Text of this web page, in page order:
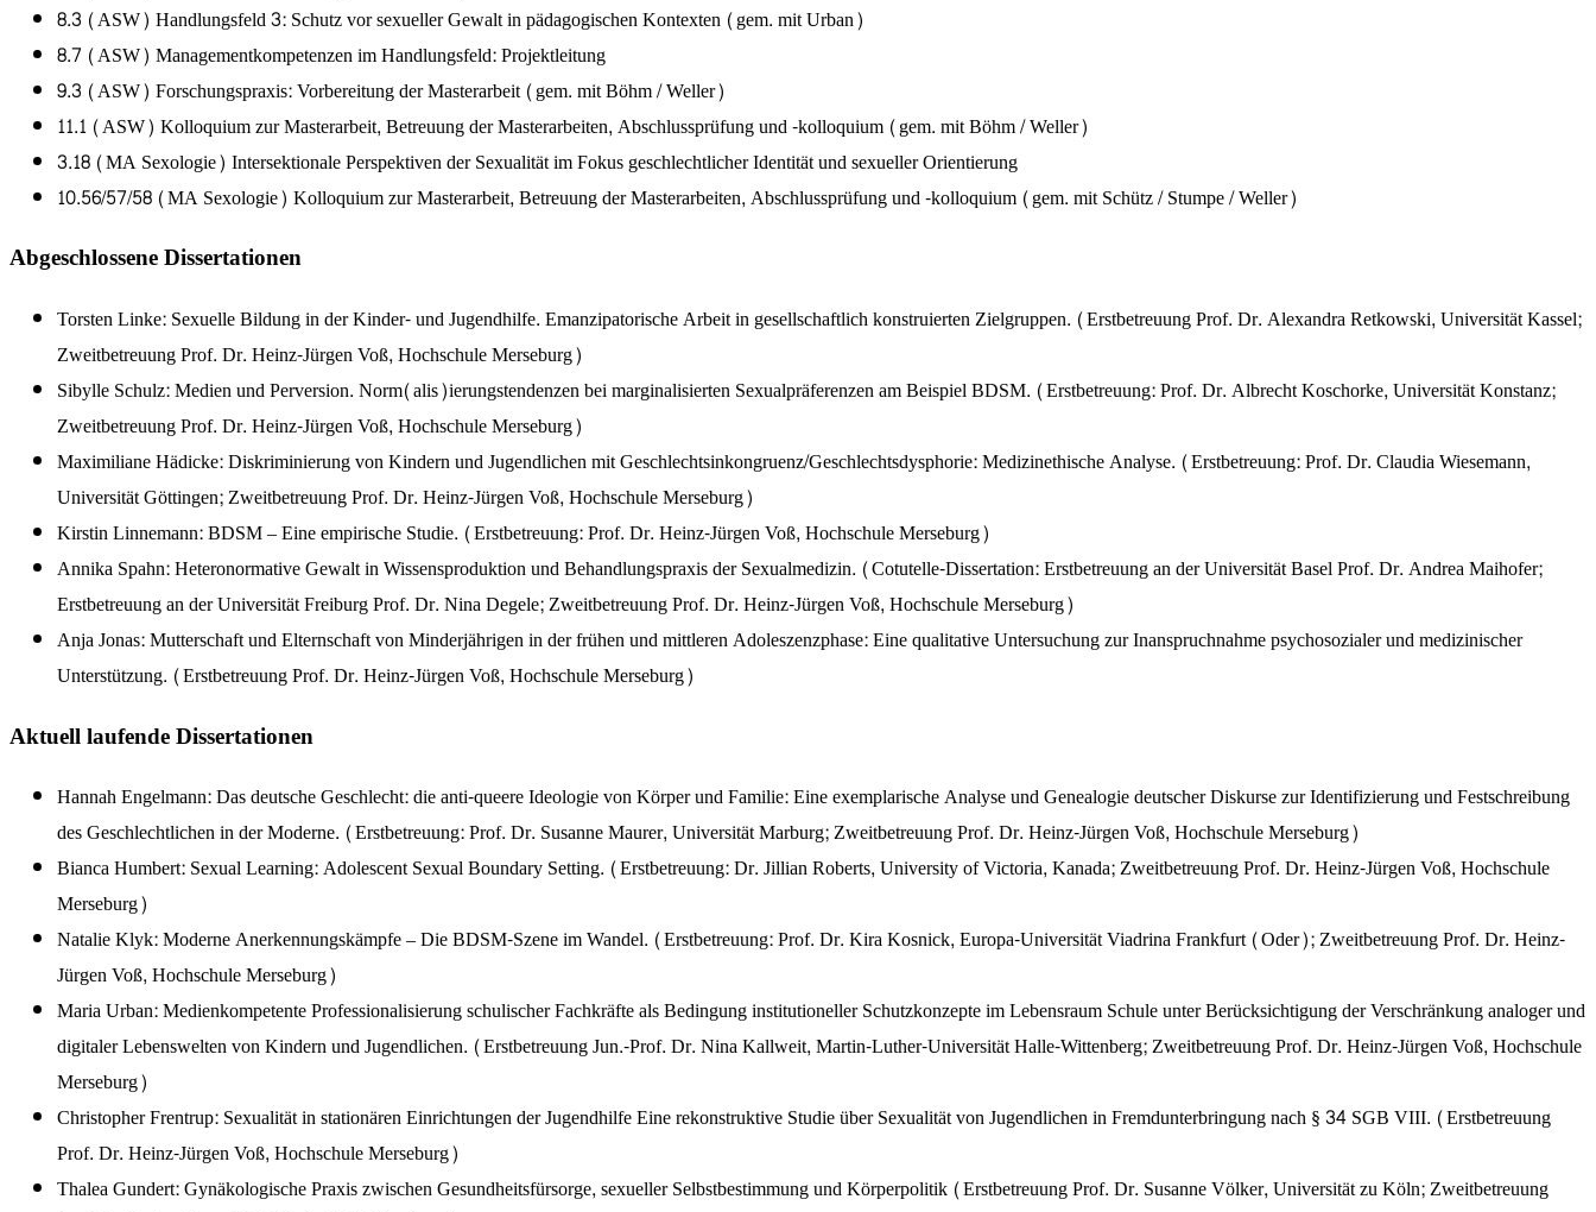
8.3 (ASW) Handlungsfeld 3: Schutz vor sexueller Gewalt in pädagogischen Kontexten (gem. mit Urban)
8.7 (ASW) Managementkompetenzen im Handlungsfeld: Projektleitung
9.3 (ASW) Forschungspraxis: Vorbereitung der Masterarbeit (gem. mit Böhm / Weller)
11.1 (ASW) Kolloquium zur Masterarbeit, Betreuung der Masterarbeiten, Abschlussprüfung und -kolloquium (gem. mit Böhm / Weller)
3.18 (MA Sexologie) Intersektionale Perspektiven der Sexualität im Fokus geschlechtlicher Identität und sexueller Orientierung
10.56/57/58 (MA Sexologie) Kolloquium zur Masterarbeit, Betreuung der Masterarbeiten, Abschlussprüfung und -kolloquium (gem. mit Schütz / Stumpe / Weller)
Abgeschlossene Dissertationen
Torsten Linke: Sexuelle Bildung in der Kinder- und Jugendhilfe. Emanzipatorische Arbeit in gesellschaftlich konstruierten Zielgruppen. (Erstbetreuung Prof. Dr. Alexandra Retkowski, Universität Kassel;
Zweitbetreuung Prof. Dr. Heinz-Jürgen Voß, Hochschule Merseburg)
Sibylle Schulz: Medien und Perversion. Norm(alis)ierungstendenzen bei marginalisierten Sexualpräferenzen am Beispiel BDSM. (Erstbetreuung: Prof. Dr. Albrecht Koschorke, Universität Konstanz;
Zweitbetreuung Prof. Dr. Heinz-Jürgen Voß, Hochschule Merseburg)
Maximiliane Hädicke: Diskriminierung von Kindern und Jugendlichen mit Geschlechtsinkongruenz/Geschlechtsdysphorie: Medizinethische Analyse. (Erstbetreuung: Prof. Dr. Claudia Wiesemann,
Universität Göttingen; Zweitbetreuung Prof. Dr. Heinz-Jürgen Voß, Hochschule Merseburg)
Kirstin Linnemann: BDSM – Eine empirische Studie. (Erstbetreuung: Prof. Dr. Heinz-Jürgen Voß, Hochschule Merseburg)
Annika Spahn: Heteronormative Gewalt in Wissensproduktion und Behandlungspraxis der Sexualmedizin. (Cotutelle-Dissertation: Erstbetreuung an der Universität Basel Prof. Dr. Andrea Maihofer;
Erstbetreuung an der Universität Freiburg Prof. Dr. Nina Degele; Zweitbetreuung Prof. Dr. Heinz-Jürgen Voß, Hochschule Merseburg)
Anja Jonas: Mutterschaft und Elternschaft von Minderjährigen in der frühen und mittleren Adoleszenzphase: Eine qualitative Untersuchung zur Inanspruchnahme psychosozialer und medizinischer
Unterstützung. (Erstbetreuung Prof. Dr. Heinz-Jürgen Voß, Hochschule Merseburg)
Aktuell laufende Dissertationen
Hannah Engelmann: Das deutsche Geschlecht: die anti-queere Ideologie von Körper und Familie: Eine exemplarische Analyse und Genealogie deutscher Diskurse zur Identifizierung und Festschreibung
des Geschlechtlichen in der Moderne. (Erstbetreuung: Prof. Dr. Susanne Maurer, Universität Marburg; Zweitbetreuung Prof. Dr. Heinz-Jürgen Voß, Hochschule Merseburg)
Bianca Humbert: Sexual Learning: Adolescent Sexual Boundary Setting. (Erstbetreuung: Dr. Jillian Roberts, University of Victoria, Kanada; Zweitbetreuung Prof. Dr. Heinz-Jürgen Voß, Hochschule
Merseburg)
Natalie Klyk: Moderne Anerkennungskämpfe – Die BDSM-Szene im Wandel. (Erstbetreuung: Prof. Dr. Kira Kosnick, Europa-Universität Viadrina Frankfurt (Oder); Zweitbetreuung Prof. Dr. Heinz-
Jürgen Voß, Hochschule Merseburg)
Maria Urban: Medienkompetente Professionalisierung schulischer Fachkräfte als Bedingung institutioneller Schutzkonzepte im Lebensraum Schule unter Berücksichtigung der Verschränkung analoger und
digitaler Lebenswelten von Kindern und Jugendlichen. (Erstbetreuung Jun.-Prof. Dr. Nina Kallweit, Martin-Luther-Universität Halle-Wittenberg; Zweitbetreuung Prof. Dr. Heinz-Jürgen Voß, Hochschule
Merseburg)
Christopher Frentrup: Sexualität in stationären Einrichtungen der Jugendhilfe Eine rekonstruktive Studie über Sexualität von Jugendlichen in Fremdunterbringung nach § 34 SGB VIII. (Erstbetreuung
Prof. Dr. Heinz-Jürgen Voß, Hochschule Merseburg)
Thalea Gundert: Gynäkologische Praxis zwischen Gesundheitsfürsorge, sexueller Selbstbestimmung und Körperpolitik (Erstbetreuung Prof. Dr. Susanne Völker, Universität zu Köln; Zweitbetreuung